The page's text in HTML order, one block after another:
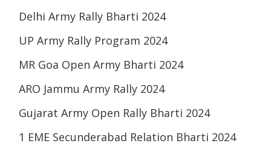
Delhi Army Rally Bharti 2024
UP Army Rally Program 2024
MR Goa Open Army Bharti 2024
ARO Jammu Army Rally 2024
Gujarat Army Open Rally Bharti 2024
1 EME Secunderabad Relation Bharti 2024